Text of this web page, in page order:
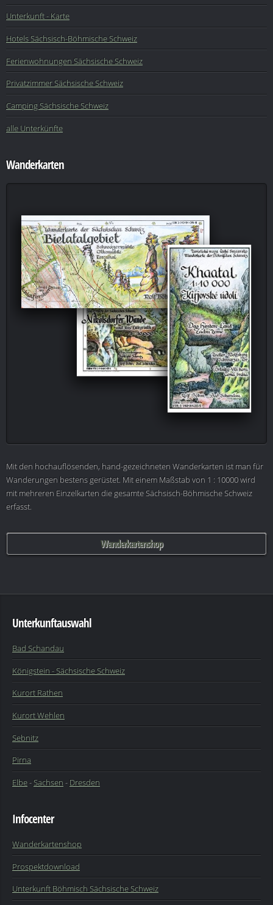
Unterkunft - Karte
Hotels Sächsisch-Böhmische Schweiz
Ferienwohnungen Sächsische Schweiz
Privatzimmer Sächsische Schweiz
Camping Sächsische Schweiz
alle Unterkünfte
Wanderkarten
Mit den hochauflösenden, hand-gezeichneten Wanderkarten ist man für
Wanderungen bestens gerüstet. Mit einem Maßstab von 1 : 10000 wird
mit mehreren Einzelkarten die gesamte Sächsisch-Böhmische Schweiz
erfasst.
Wanderkartenshop
Unterkunftauswahl
Bad Schandau
Königstein - Sächsische Schweiz
Kurort Rathen
Kurort Wehlen
Sebnitz
Pirna
Elbe-Sachsen - Dresden
Infocenter
Wanderkartenshop
Prospektdownload
Unterkunft Böhmisch Sächsische Schweiz